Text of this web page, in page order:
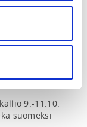
9.-11.10.
suomeksi